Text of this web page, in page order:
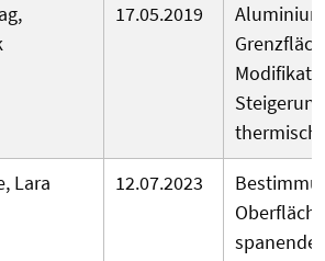
17.05.2019
Lara 12.07.2023